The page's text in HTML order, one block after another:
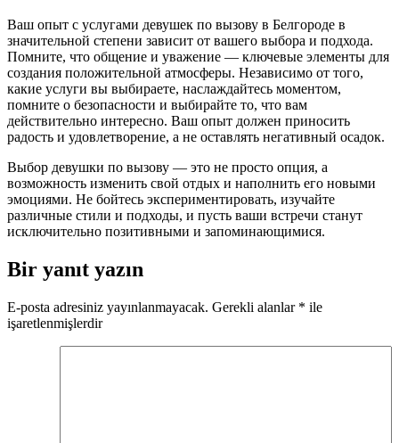
Ваш опыт с услугами девушек по вызову в Белгороде в
значительной степени зависит от вашего выбора и подхода.
Помните, что общение и уважение — ключевые элементы для
создания положительной атмосферы. Независимо от того,
какие услуги вы выбираете, наслаждайтесь моментом,
помните о безопасности и выбирайте то, что вам
действительно интересно. Ваш опыт должен приносить
радость и удовлетворение, а не оставлять негативный осадок.
Выбор девушки по вызову — это не просто опция, а
возможность изменить свой отдых и наполнить его новыми
эмоциями. Не бойтесь экспериментировать, изучайте
различные стили и подходы, и пусть ваши встречи станут
исключительно позитивными и запоминающимися.
Bir yanıt yazın
E-posta adresiniz yayınlanmayacak. Gerekli alanlar * ile
işaretlenmişlerdir